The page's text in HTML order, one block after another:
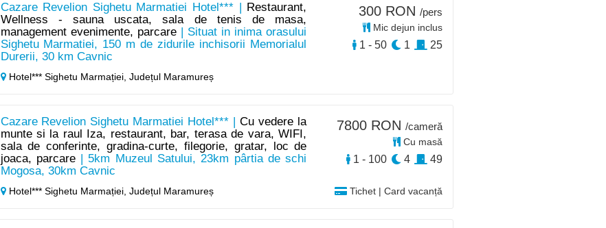
Cazare Revelion Sighetu Marmatiei Hotel*** |
Restaurant,
Wellness - sauna uscata, sala de tenis de masa,
management evenimente, parcare| Situat in inima orasului
Sighetu Marmatiei, 150 m de zidurile inchisorii Memorialul
Durerii, 30 km Cavnic
Hotel*** Sighetu Marmației, Județul Maramureș
300 RON /pers
Mic dejun inclus
1 - 50 1 25
Cazare Revelion Sighetu Marmatiei Hotel*** |Cu vedere la
munte si la raul Iza, restaurant, bar, terasa de vara, WIFI,
sala de conferinte, gradina-curte, filegorie, gratar, loc de
joaca, parcare| 5km Muzeul Satului, 23km pârtia de schi
Mogosa, 30km Cavnic
Hotel*** Sighetu Marmației, Județul Maramureș Tichet | Card vacanță
7800 RON /cameră
Cu masă
1 - 100 4 49